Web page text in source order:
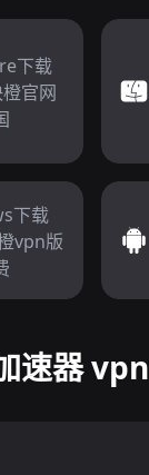
下载
官网
下载
vpn版
速器